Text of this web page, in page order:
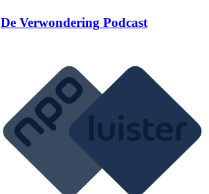
De Verwondering Podcast